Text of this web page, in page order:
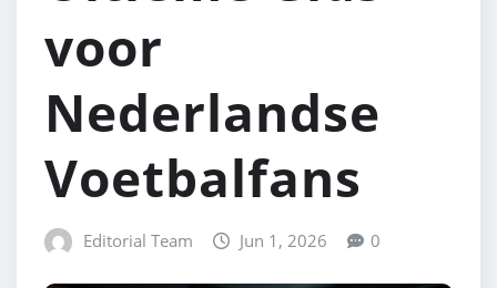
voor
Nederlandse
Voetbalfans
Editorial Team Jun 1, 2026 0